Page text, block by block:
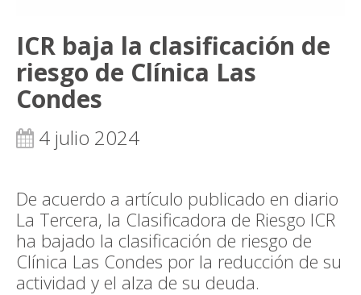
ICR baja la clasificación de
riesgo de Clínica Las
Condes
4 julio 2024
De acuerdo a artículo publicado en diario
La Tercera, la Clasificadora de Riesgo ICR
ha bajado la clasificación de riesgo de
Clínica Las Condes por la reducción de su
actividad y el alza de su deuda.